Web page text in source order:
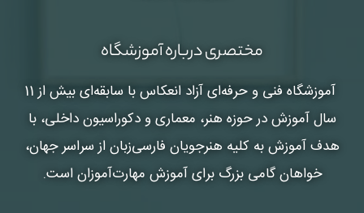
مختصری درباره آموزشگاه
آموزشگاه فنی و حرفه‌ای آزاد انعکاس
با سابقه‌ای بیش از 11
سال آموزش در حوزه هنر، معماری و دکوراسیون داخلی، با
هدف آموزش به کلیه هنرجویان فارسی‌زبان از سراسر جهان،
خواهان گامی بزرگ برای آموزش مهارت‌آموزان است.